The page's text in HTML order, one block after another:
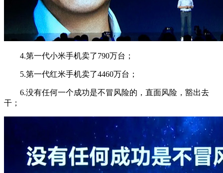
4.第一代小米手机卖了790万台；
5.第一代红米手机卖了4460万台；
6.没有任何一个成功是不冒风险的，直面风险，豁出去
干；